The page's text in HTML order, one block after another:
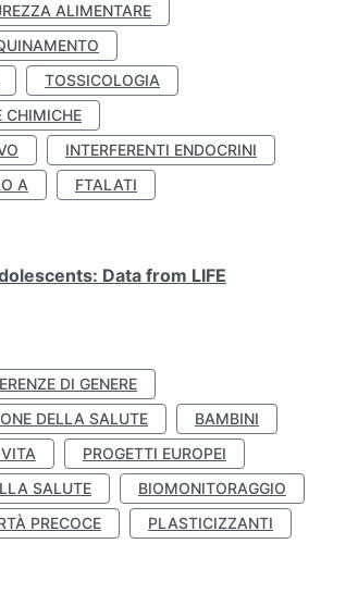
ALIMENTARE
TOSSICOLOGIA
CHIMICHE
INTERFERENTI ENDOCRINI
A
FTALATI
Data from LIFE
DI GENERE
DELLA SALUTE
BAMBINI
PROGETTI EUROPEI
SALUTE
BIOMONITORAGGIO
PRECOCE
PLASTICIZZANTI